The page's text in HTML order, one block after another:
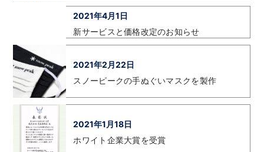
2021年4月1日
新サービスと価格改定のお知らせ
2021年2月22日
スノーピークの手ぬぐいマスクを製作
2021年1月18日
ホワイト企業大賞を受賞